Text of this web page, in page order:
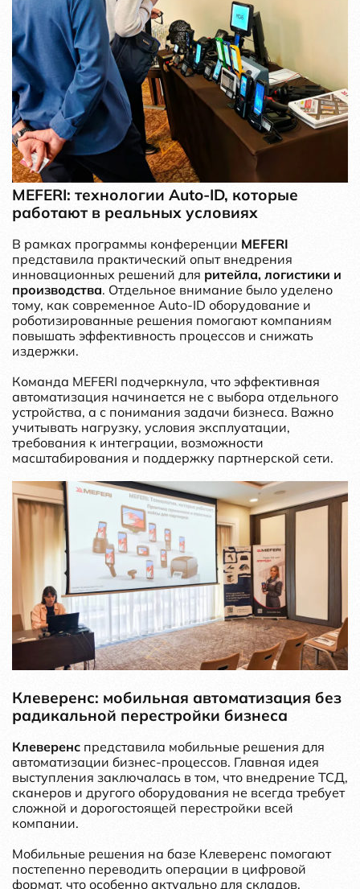
MEFERI: технологии Auto-ID, которые
работают в реальных условиях
В рамках программы конференции MEFERI
представила практический опыт внедрения
инновационных решений для ритейла, логистики и
производства. Отдельное внимание было уделено
тому, как современное Auto-ID оборудование и
роботизированные решения помогают компаниям
повышать эффективность процессов и снижать
издержки.
Команда MEFERI подчеркнула, что эффективная
автоматизация начинается не с выбора отдельного
устройства, а с понимания задачи бизнеса. Важно
учитывать нагрузку, условия эксплуатации,
требования к интеграции, возможности
масштабирования и поддержку партнерской сети.
Клеверенс: мобильная автоматизация без
радикальной перестройки бизнеса
Клеверенс представила мобильные решения для
автоматизации бизнес-процессов. Главная идея
выступления заключалась в том, что внедрение ТСД,
сканеров и другого оборудования не всегда требует
сложной и дорогостоящей перестройки всей
компании.
Мобильные решения на базе Клеверенс помогают
постепенно переводить операции в цифровой
формат, что особенно актуально для складов,